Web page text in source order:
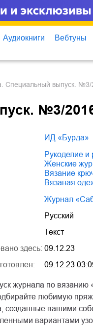
Аудиокниги Вебтуны
Специальный выпуск. №3/
№3/
ИД «Бурда»
рукоделие
женские
вязание
вязаная
Журнал
Русский
Текст
здесь: 09.12.23
09.12.23
журнала по вязанию
любимую
созданные вашими
вариантами